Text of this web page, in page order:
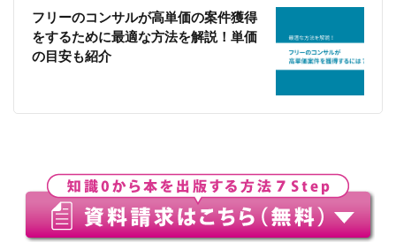
フリーのコンサルが高単価の案件獲得
をするために最適な方法を解説！単価
の目安も紹介